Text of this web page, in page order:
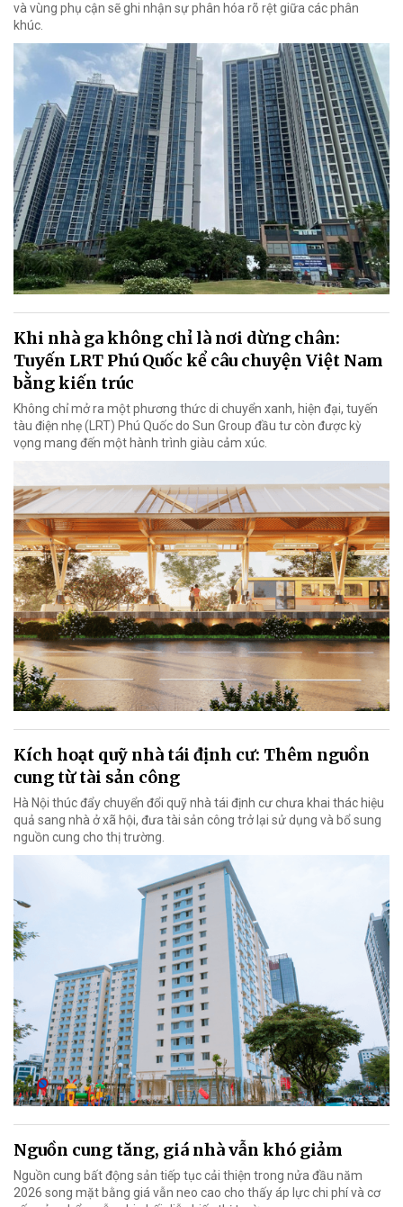
và vùng phụ cận sẽ ghi nhận sự phân hóa rõ rệt giữa các phân
khúc.
Khi nhà ga không chỉ là nơi dừng chân:
Tuyến LRT Phú Quốc kể câu chuyện Việt Nam
bằng kiến trúc
Không chỉ mở ra một phương thức di chuyển xanh, hiện đại, tuyến
tàu điện nhẹ (LRT) Phú Quốc do Sun Group đầu tư còn được kỳ
vọng mang đến một hành trình giàu cảm xúc.
Kích hoạt quỹ nhà tái định cư: Thêm nguồn
cung từ tài sản công
Hà Nội thúc đẩy chuyển đổi quỹ nhà tái định cư chưa khai thác hiệu
quả sang nhà ở xã hội, đưa tài sản công trở lại sử dụng và bổ sung
nguồn cung cho thị trường.
Nguồn cung tăng, giá nhà vẫn khó giảm
Nguồn cung bất động sản tiếp tục cải thiện trong nửa đầu năm
2026 song mặt bằng giá vẫn neo cao cho thấy áp lực chi phí và cơ